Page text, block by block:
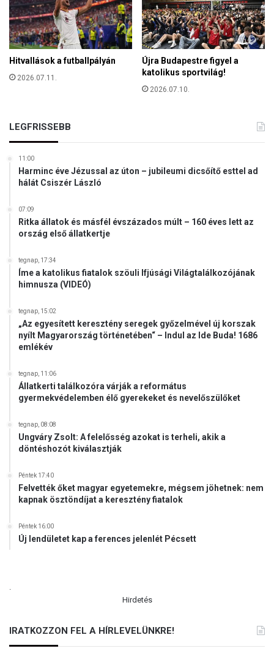
Hitvallások a futballpályán
2026.07.11.
Újra Budapestre figyel a
katolikus sportvilág!
2026.07.10.
LEGFRISSEBB
11:00
Harminc éve Jézussal az úton – jubileumi dicsőítő esttel ad
hálát Csiszér László
07:09
Ritka állatok és másfél évszázados múlt – 160 éves lett az
ország első állatkertje
tegnap, 17:34
Íme a katolikus fiatalok szöuli Ifjúsági Világtalálkozójának
himnusza (VIDEÓ)
tegnap, 15:02
„Az egyesített keresztény seregek győzelmével új korszak
nyílt Magyarország történetében“ – Indul az Ide Buda! 1686
emlékév
tegnap, 11:06
Állatkerti találkozóra várják a református
gyermekvédelemben élő gyerekeket és nevelőszülőket
tegnap, 08:08
Ungváry Zsolt: A felelősség azokat is terheli, akik a
döntéshozót kiválasztják
Péntek 17:40
Felvették őket magyar egyetemekre, mégsem jöhetnek: nem
kapnak ösztöndíjat a keresztény fiatalok
Péntek 16:00
Új lendületet kap a ferences jelenlét Pécsett
.
Hirdetés
IRATKOZZON FEL A HÍRLEVELÜNKRE!